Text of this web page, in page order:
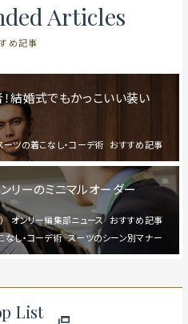
Articles
め記事
結婚式でもかっこいい装い
おすすめ記事
ーツの着こなし・コーデ術
リーのミニマルオーダー
おすすめ記事
オンリー編集部ニュース
スーツのシーン別マナー
なし・コーデ術
List